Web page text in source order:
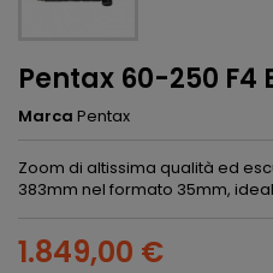
Pentax 60-250 F4
Marca Pentax
Zoom di altissima qualità ed
383mm nel formato 35mm,
1.849,00 €